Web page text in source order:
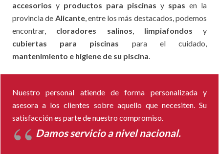
accesorios y productos para piscinas y spas en la
provincia de Alicante, entre los más destacados, podemos
encontrar, cloradores salinos, limpiafondos y
cubiertas para piscinas para el cuidado,
mantenimiento e higiene de su piscina.
Nuestro personal atiende de forma personalizada y
asesora a los clientes sobre aquello que necesiten. Su
satisfacción es parte de nuestro compromiso.
Damos servicio a nivel nacional.